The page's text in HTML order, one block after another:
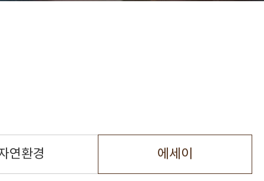
연환경 에세이